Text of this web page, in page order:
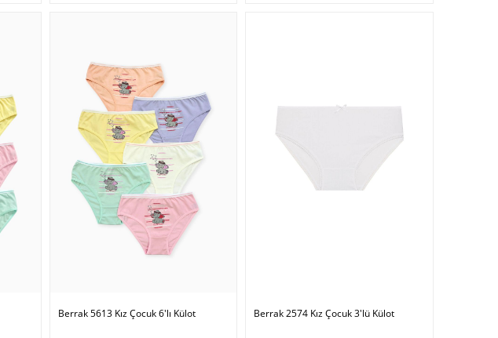
Berrak 5613 Kız Çocuk 6'lı Külot Berrak 2574 Kız Çocuk 3'lü Külot